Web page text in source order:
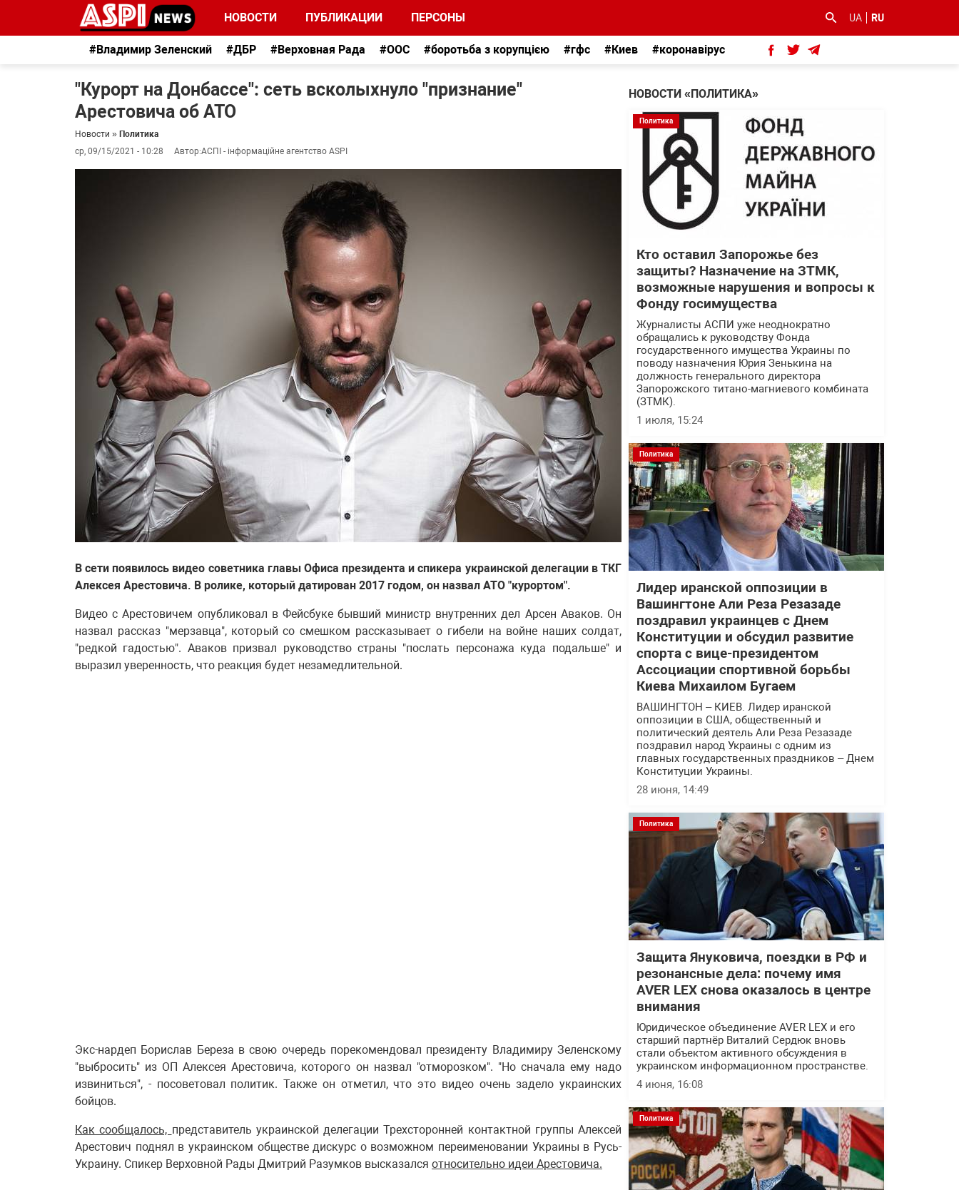
НОВОСТИ ПУБЛИКАЦИИ ПЕРСОНЫ UA RU
#Владимир Зеленский #ДБР #Верховная Рада #ООС #боротьба з корупцією #гфс #Киев #коронавірус
"Курорт на Донбассе": сеть всколыхнуло "признание"
Арестовича об АТО
Новости » Политика
ср, 09/15/2021 - 10:28
Автор:АСПІ - інформаційне агентство ASPI
В сети появилось видео советника главы Офиса президента и спикера украинской делегации в ТКГ
Алексея Арестовича. В ролике, который датирован 2017 годом, он назвал АТО "курортом".
Видео с Арестовичем опубликовал в Фейсбуке бывший министр внутренних дел Арсен Аваков. Он
назвал рассказ "мерзавца", который со смешком рассказывает о гибели на войне наших солдат,
"редкой гадостью". Аваков призвал руководство страны "послать персонажа куда подальше" и
выразил уверенность, что реакция будет незамедлительной.
Экс-нардеп Борислав Береза ​​в свою очередь порекомендовал президенту Владимиру Зеленскому
"выбросить" из ОП Алексея Арестовича, которого он назвал "отморозком". "Но сначала ему надо
извиниться", - посоветовал политик. Также он отметил, что это видео очень задело украинских
бойцов.
Как сообщалось, представитель украинской делегации Трехсторонней контактной группы Алексей
Арестович поднял в украинском обществе дискурс о возможном переименовании Украины в Русь-
Украину. Спикер Верховной Рады Дмитрий Разумков высказался относительно идеи Арестовича.
НОВОСТИ «ПОЛИТИКА»
Политика
Кто оставил Запорожье без
защиты? Назначение на ЗТМК,
возможные нарушения и вопросы к
Фонду госимущества
Журналисты АСПИ уже неоднократно
обращались к руководству Фонда
государственного имущества Украины по
поводу назначения Юрия Зенькина на
должность генерального директора
Запорожского титано-магниевого комбината
(ЗТМК).
1 июля, 15:24
Политика
Лидер иранской оппозиции в
Вашингтоне Али Реза Резазаде
поздравил украинцев с Днем
Конституции и обсудил развитие
спорта с вице-президентом
Ассоциации спортивной борьбы
Киева Михаилом Бугаем
ВАШИНГТОН – КИЕВ. Лидер иранской
оппозиции в США, общественный и
политический деятель Али Реза Резазаде
поздравил народ Украины с одним из
главных государственных праздников – Днем
Конституции Украины.
28 июня, 14:49
Политика
Защита Януковича, поездки в РФ и
резонансные дела: почему имя
AVER LEX снова оказалось в центре
внимания
Юридическое объединение AVER LEX и его
старший партнёр Виталий Сердюк вновь
стали объектом активного обсуждения в
украинском информационном пространстве.
4 июня, 16:08
Политика